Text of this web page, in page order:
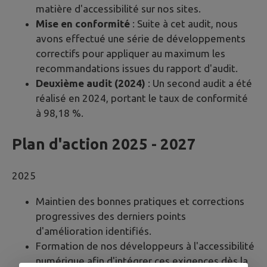
matière d'accessibilité sur nos sites.
Mise en conformité : Suite à cet audit, nous
avons effectué une série de développements
correctifs pour appliquer au maximum les
recommandations issues du rapport d'audit.
Deuxième audit (2024) : Un second audit a été
réalisé en 2024, portant le taux de conformité
à 98,18 %.
Plan d'action 2025 - 2027
2025
Maintien des bonnes pratiques et corrections
progressives des derniers points
d'amélioration identifiés.
Formation de nos développeurs à l'accessibilité
numérique afin d'intégrer ces exigences dès la